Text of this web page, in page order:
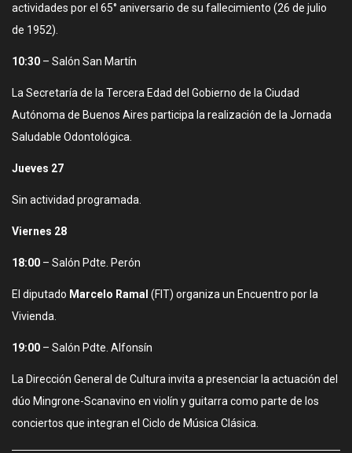
actividades por el 65° aniversario de su fallecimiento (26 de julio
de 1952).
10:30 – Salón San Martín
La Secretaría de la Tercera Edad del Gobierno de la Ciudad
Autónoma de Buenos Aires participa la realización de la Jornada
Saludable Odontológica.
Jueves 27
Sin actividad programada.
Viernes 28
18:00 – Salón Pdte. Perón
El diputado Marcelo Ramal (FIT) organiza un Encuentro por la
Vivienda.
19:00 – Salón Pdte. Alfonsín
La Dirección General de Cultura invita a presenciar la actuación del
dúo Mingrone-Scanavino en violín y guitarra como parte de los
conciertos que integran el Ciclo de Música Clásica.